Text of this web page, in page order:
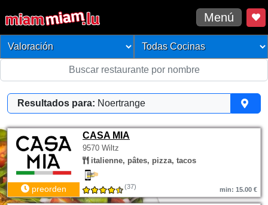
Menú
Resultados para: Noertrange
CASA MIA
9570 Wiltz
italienne, pâtes, pizza, tacos
preorden (37) min: 15.00 €